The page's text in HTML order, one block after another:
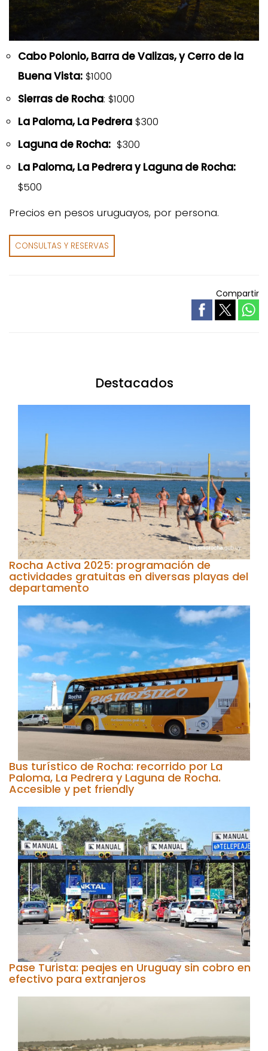
Cabo Polonio, Barra de Valizas, y Cerro de la
Buena Vista: $1000
Sierras de Rocha: $1000
La Paloma, La Pedrera $300
Laguna de Rocha: $300
La Paloma, La Pedrera y Laguna de Rocha:
$500
Precios en pesos uruguayos, por persona.
CONSULTAS Y RESERVAS
Compartir
Destacados
Rocha Activa 2025: programación de
actividades gratuitas en diversas playas del
departamento
Bus turístico de Rocha: recorrido por La
Paloma, La Pedrera y Laguna de Rocha.
Accesible y pet friendly
Pase Turista: peajes en Uruguay sin cobro en
efectivo para extranjeros